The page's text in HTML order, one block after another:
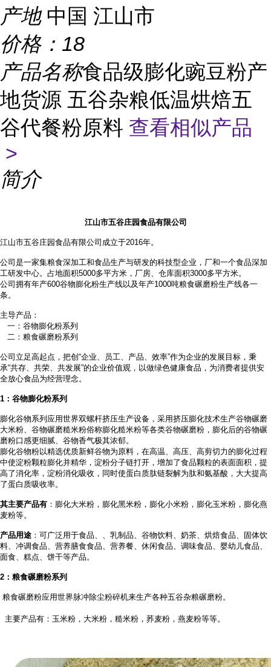
产地 中国 江山市
价格： 18
产品名称食品级膨化豌豆粉产
地货源 五谷杂粮低温烘焙五
谷代餐粉原料 查看相似产品
>
简介
江山市五谷庄园食品有限公司
江山市五谷庄园食品有限公司成立于2016年。
公司是一家集粮食深加工和食品生产与研发的科技型企业，厂和一个食品深加
工研发中心。占地面积5000多平方米，厂房、仓库面积3000多平方米。
公司拥有年产600谷物膨化粉生产线以及年产1000吨粮食碾磨粉生产线各一
条。
主导产品：
一：谷物膨化粉系列
二：粮食碾磨粉系列
公司立足高起点，把创 “企业、员工、产品、效率”作为企业的发展目标，秉
承“共存、共荣、共发展”的企业价值观，以做绿色健康食品，为消费者提供安
全放心食品为经营理念。
1 ：谷物膨化粉系列
膨化谷物系列应用世界双螺杆挤压生产设备，采用挤压膨化技术生产谷物碾磨
大米粉、谷物碾磨糙米粉俗称膨化糙米粉等各类谷物碾磨粉，膨化后的谷物碾
磨粉口感更细腻、谷物香气极其浓郁。
膨化谷物粉以精选优质新鲜谷物为原料，在高温、高压、高剪切力的膨化过程
中使淀粉颗粒膨化并精华，淀粉分子链打开，增加了食品颗粒的表面面积，提
高了消化率，淀粉消化吸收，同时使蛋白质肽链裂解为肽和氨基酸，大大提高
了蛋白质吸收率。
其主要产品有 ：膨化大米粉，膨化黑米粉，膨化小米粉，膨化玉米粉，膨化燕
麦粉等。
产品用途 ：可广泛用于食品、 、乳制品、谷物饮料、奶茶、烘焙食品、固体饮
料、冲调食品、营养膳食食品、营养餐、休闲食品、调味食品、婴幼儿食品、
面食、糕点、饼干等产品。
2 ：粮食碾磨粉系列
粮食碾磨粉应用世界脉冲除尘粉碎机来生产各种五谷杂粮碾磨粉。
主要产品有：玉米粉，大米粉，糙米粉，荞麦粉，燕麦粉等等。